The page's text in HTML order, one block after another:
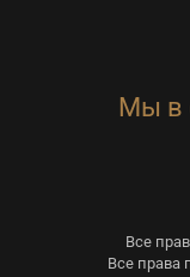
Мы в
Все
Все права